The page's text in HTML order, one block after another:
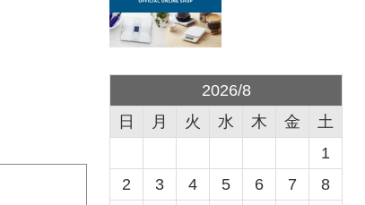
2026/8
日
月 火 水 木 金
土
1
2
3 4 5 6 7
8